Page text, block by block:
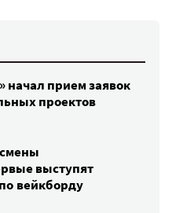
прием заявок
проектов
выступят
вейкборду